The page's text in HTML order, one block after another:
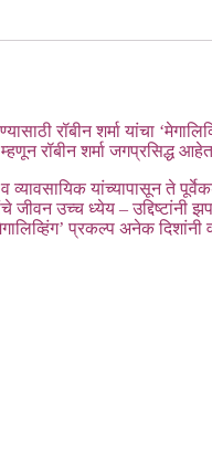
रॉबीन शर्मा यांचा
रॉबीन शर्मा जगप्रसिद्ध
यांच्यापासून ते
जीवन उच्च ध्येय –
प्रकल्प अनेक